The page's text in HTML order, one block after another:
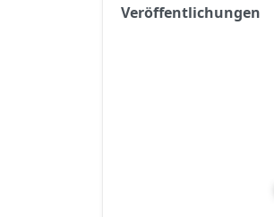
Veröffentlichungen